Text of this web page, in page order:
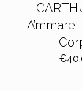
A’mmare
€